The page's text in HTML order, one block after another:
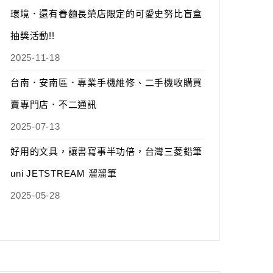
環境．還有眷麵長榮店限定的可愛史努比盲盒
抽獎活動!!
2025-11-18
台南．安南區．專業手機維修、二手機收購買
賣專門店．不二通訊
2025-07-13
好用的文具，讓書寫事半功倍，台灣三菱鉛筆
uni JETSTREAM 溜溜筆
2025-05-28